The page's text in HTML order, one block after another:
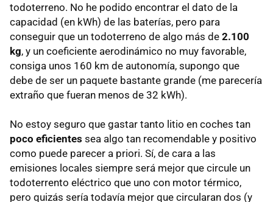
todoterreno. No he podido encontrar el dato de la
capacidad (en kWh) de las baterías, pero para
conseguir que un todoterreno de algo más de 2.100
kg, y un coeficiente aerodinámico no muy favorable,
consiga unos 160 km de autonomía, supongo que
debe de ser un paquete bastante grande (me parecería
extraño que fueran menos de 32 kWh).
No estoy seguro que gastar tanto litio en coches tan
poco eficientes sea algo tan recomendable y positivo
como puede parecer a priori. Sí, de cara a las
emisiones locales siempre será mejor que circule un
todoterrento eléctrico que uno con motor térmico,
pero quizás sería todavía mejor que circularan dos (y